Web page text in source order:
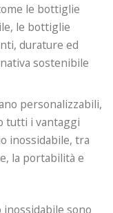
le bottiglie
le bottiglie
durature ed
sostenibile
personalizzabili,
tutti i vantaggi
inossidabile, tra
la portabilità e
sono